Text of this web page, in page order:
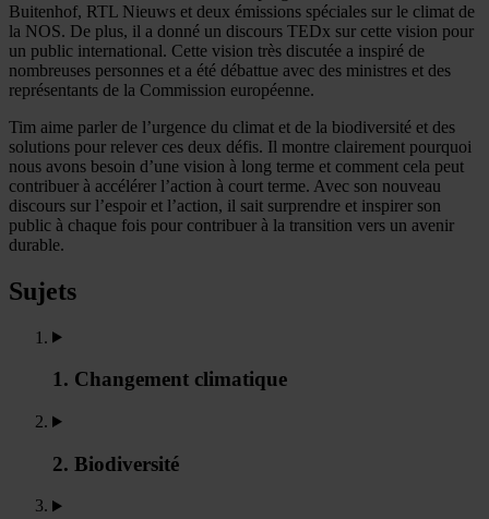
Buitenhof, RTL Nieuws et deux émissions spéciales sur le climat de
la NOS. De plus, il a donné un discours TEDx sur cette vision pour
un public international. Cette vision très discutée a inspiré de
nombreuses personnes et a été débattue avec des ministres et des
représentants de la Commission européenne.
Tim aime parler de l’urgence du climat et de la biodiversité et des
solutions pour relever ces deux défis. Il montre clairement pourquoi
nous avons besoin d’une vision à long terme et comment cela peut
contribuer à accélérer l’action à court terme. Avec son nouveau
discours sur l’espoir et l’action, il sait surprendre et inspirer son
public à chaque fois pour contribuer à la transition vers un avenir
durable.
Sujets
1. Changement climatique
2. Biodiversité